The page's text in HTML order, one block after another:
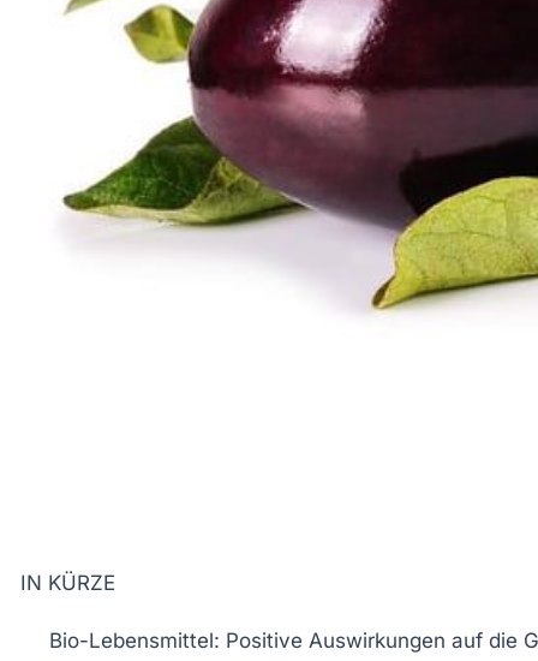
IN KÜRZE
Bio-Lebensmittel: Positive Auswirkungen auf die